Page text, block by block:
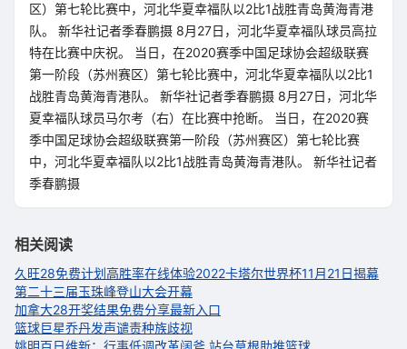
区）第七轮比赛中，河北华夏幸福队以2比1战胜青岛黄海青港
队。 新华社记者季春鹏摄 8月27日，河北华夏幸福队球员高拉
特在比赛中庆祝。 当日，在2020赛季中国足球协会超级联赛
第一阶段（苏州赛区）第七轮比赛中，河北华夏幸福队以2比1
战胜青岛黄海青港队。 新华社记者季春鹏摄 8月27日，河北华
夏幸福队球员马尔考（右）在比赛中抢断。 当日，在2020赛
季中国足球协会超级联赛第一阶段（苏州赛区）第七轮比赛
中，河北华夏幸福队以2比1战胜青岛黄海青港队。 新华社记者
季春鹏摄
相关阅读
久旺28免费计划高胜率在线体验2022卡塔尔世界杯11月21日揭幕
第二十三届玉珠峰登山大会开幕
加拿大28开奖结果免费分享最新入口
篮球巨星乔丹发声谴责种族歧视
姚明百日维新：行事低调改革阔斧 站台草根助推篮球